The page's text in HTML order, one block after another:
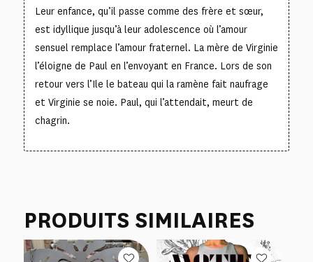
Leur enfance, qu’il passe comme des frère et sœur,
est idyllique jusqu’à leur adolescence où l’amour
sensuel remplace l’amour fraternel. La mère de Virginie
l’éloigne de Paul en l’envoyant en France. Lors de son
retour vers l’Ile le bateau qui la ramène fait naufrage
et Virginie se noie. Paul, qui l’attendait, meurt de
chagrin.
PRODUITS SIMILAIRES